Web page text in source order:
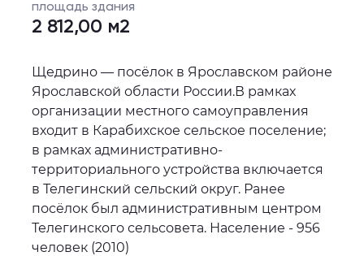
площадь здания
2 812,00 м2
Щедрино — посёлок в Ярославском районе
Ярославской области России.В рамках
организации местного самоуправления
входит в Карабихское сельское поселение;
в рамках административно-
территориального устройства включается
в Телегинский сельский округ. Ранее
посёлок был административным центром
Телегинского сельсовета. Население - 956
человек (2010)